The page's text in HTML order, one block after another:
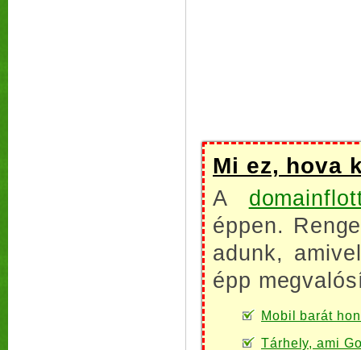
Mi ez, hova
A
éppen.
adunk,
épp
Mobil barát
Tárhely, ami